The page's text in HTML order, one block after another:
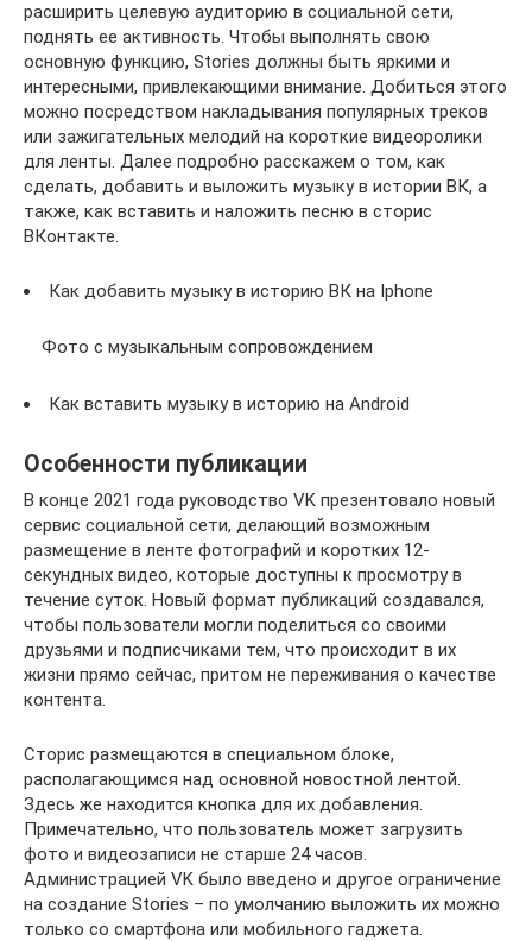
расширить целевую аудиторию в социальной сети,
поднять ее активность. Чтобы выполнять свою
основную функцию, Stories должны быть яркими и
интересными, привлекающими внимание. Добиться этого
можно посредством накладывания популярных треков
или зажигательных мелодий на короткие видеоролики
для ленты. Далее подробно расскажем о том, как
сделать, добавить и выложить музыку в истории ВК, а
также, как вставить и наложить песню в сторис
ВКонтакте.
Как добавить музыку в историю ВК на Iphone
Фото с музыкальным сопровождением
Как вставить музыку в историю на Android
Особенности публикации
В конце 2021 года руководство VK презентовало новый
сервис социальной сети, делающий возможным
размещение в ленте фотографий и коротких 12-
секундных видео, которые доступны к просмотру в
течение суток. Новый формат публикаций создавался,
чтобы пользователи могли поделиться со своими
друзьями и подписчиками тем, что происходит в их
жизни прямо сейчас, притом не переживания о качестве
контента.
Сторис размещаются в специальном блоке,
располагающимся над основной новостной лентой.
Здесь же находится кнопка для их добавления.
Примечательно, что пользователь может загрузить
фото и видеозаписи не старше 24 часов.
Администрацией VK было введено и другое ограничение
на создание Stories – по умолчанию выложить их можно
только со смартфона или мобильного гаджета.